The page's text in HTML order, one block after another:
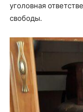
уголовная
свободы.